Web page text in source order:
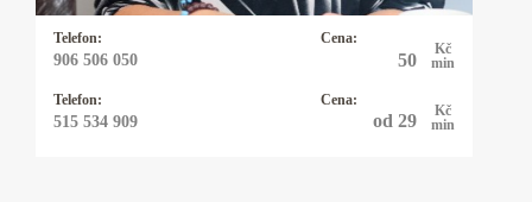
Telefon:
906 506 050
Cena:
50
Kč
min
Telefon:
515 534 909
Cena:
od 29
Kč
min
kyvadlo které vyrobila moje dcera.